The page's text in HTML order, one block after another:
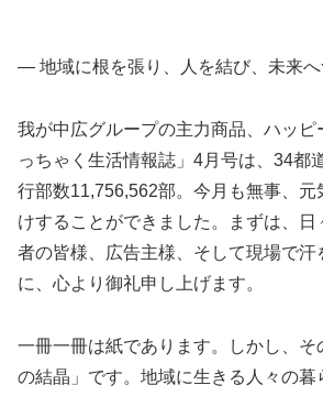
― 地域に根を張り、人を結び、未来
我が中広グループの主力商品、ハッピ
っちゃく生活情報誌」4月号は、34都
行部数11,756,562部。今月も無事、元
けすることができました。まずは、日
者の皆様、広告主様、そして現場で汗
に、心より御礼申し上げます。
一冊一冊は紙であります。しかし、そ
の結晶」です。地域に生きる人々の暮